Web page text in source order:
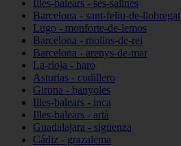
Illes-balears - ses-salines
Barcelona - sant-feliu-de-llobregat
Lugo - monforte-de-lemos
Barcelona - molins-de-rei
Barcelona - arenys-de-mar
La-rioja - haro
Asturias - cudillero
Girona - banyoles
Illes-balears - inca
Illes-balears - artà
Guadalajara - sigüenza
Cádiz - grazalema